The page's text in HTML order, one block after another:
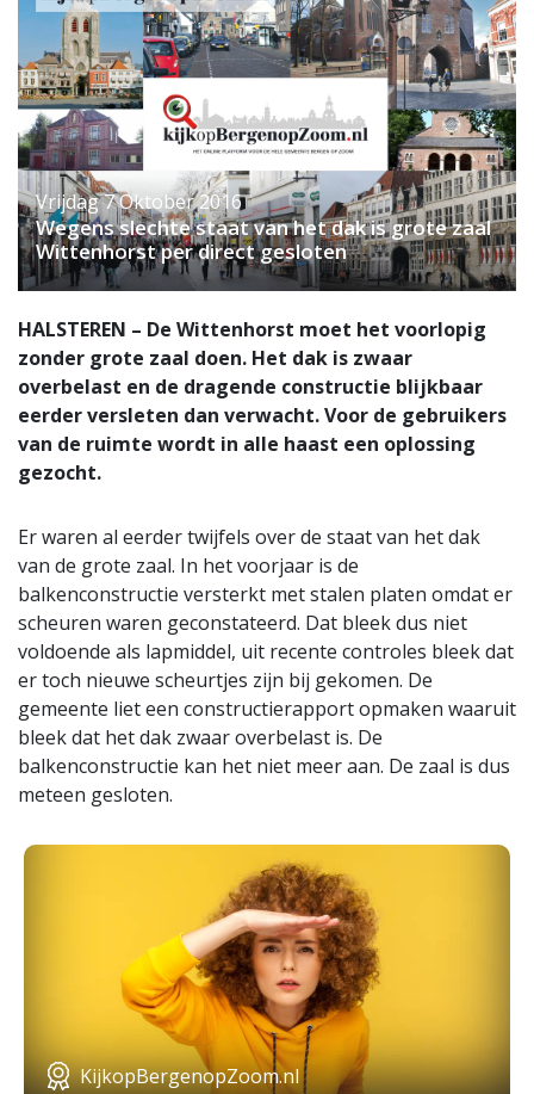
Vrijdag 7 Oktober 2016
Wegens slechte staat van het dak is grote zaal
Wittenhorst per direct gesloten
HALSTEREN – De Wittenhorst moet het voorlopig
zonder grote zaal doen. Het dak is zwaar
overbelast en de dragende constructie blijkbaar
eerder versleten dan verwacht. Voor de gebruikers
van de ruimte wordt in alle haast een oplossing
gezocht.
Er waren al eerder twijfels over de staat van het dak
van de grote zaal. In het voorjaar is de
balkenconstructie versterkt met stalen platen omdat er
scheuren waren geconstateerd. Dat bleek dus niet
voldoende als lapmiddel, uit recente controles bleek dat
er toch nieuwe scheurtjes zijn bij gekomen. De
gemeente liet een constructierapport opmaken waaruit
bleek dat het dak zwaar overbelast is. De
balkenconstructie kan het niet meer aan. De zaal is dus
meteen gesloten.
KijkopBergenopZoom.nl